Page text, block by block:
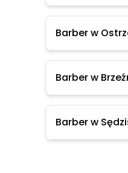
Barber w
Barber w
Barber w